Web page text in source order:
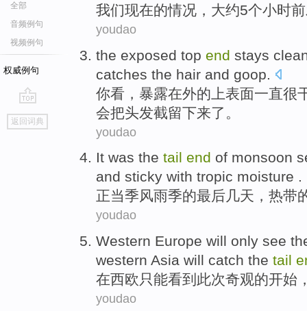
全部
音频例句
视频例句
权威例句
go
top
返回词典
我们现在的情况 ， 大约5个小时前
youdao
the exposed top end stays
catches the hair and goop.
你看， 暴露在外的上表面一直很
会把头发截留下来了。
youdao
It was the tail end of monsoon
and sticky with tropic moisture .
正当季风雨季的最后几天， 热带
youdao
Western Europe will only see
western Asia will catch the tail
在西欧 只能看到 此次奇观的开始
youdao